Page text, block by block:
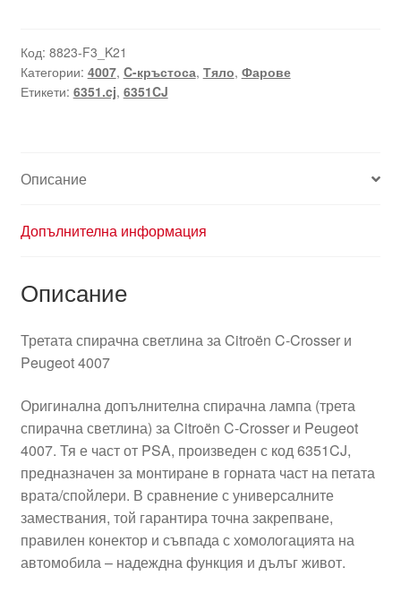
Crosser
Peugeot
4007
Код: 8823-F3_K21
Категории: 4007, C-кръстоса, Тяло, Фарове
Етикети: 6351.cj, 6351CJ
Описание
Допълнителна информация
Описание
Третата спирачна светлина за Citroën C-Crosser и
Peugeot 4007
Оригинална допълнителна спирачна лампа (трета
спирачна светлина) за Citroën C-Crosser и Peugeot
4007. Тя е част от PSA, произведен с код 6351CJ,
предназначен за монтиране в горната част на петата
врата/спойлери. В сравнение с универсалните
замествания, той гарантира точна закрепване,
правилен конектор и съвпада с хомологацията на
автомобила – надеждна функция и дълъг живот.